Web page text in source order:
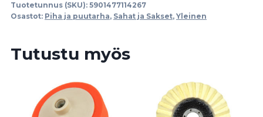
Tuotetunnus (SKU): 5901477114267
Osastot: Piha ja puutarha, Sahat ja Sakset, Yleinen
Tutustu myös